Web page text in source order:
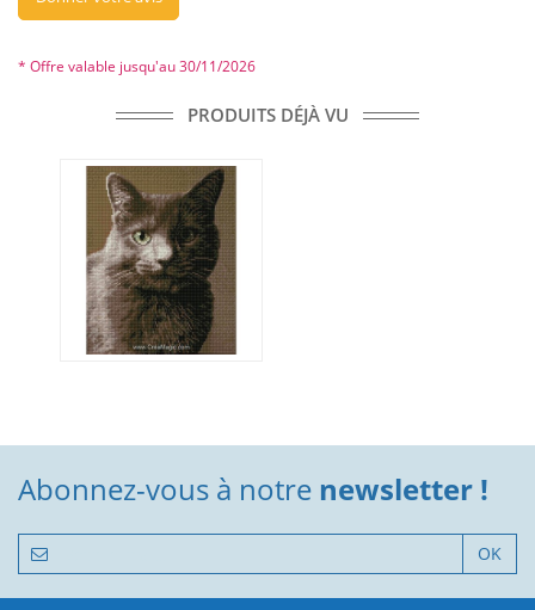
* Offre valable jusqu'au 30/11/2026
PRODUITS DÉJÀ VU
Abonnez-vous à notre newsletter !
OK